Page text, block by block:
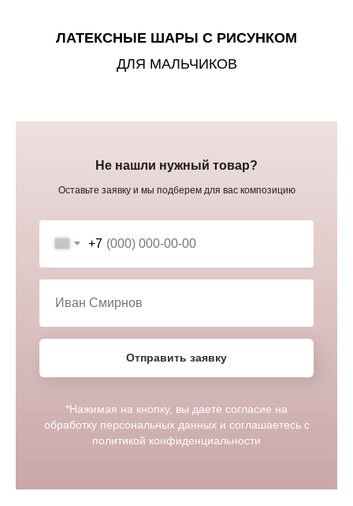
ЛАТЕКСНЫЕ ШАРЫ С РИСУНКОМ
ДЛЯ МАЛЬЧИКОВ
Не нашли нужный товар?
Оставьте заявку и мы подберем для вас композицию
+7
Отправить заявку
*Нажимая на кнопку, вы даете согласие на
обработку персональных данных и соглашаетесь c
политикой конфиденциальности